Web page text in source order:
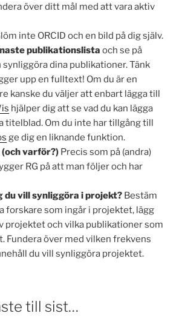
över ditt mål med att vara aktiv
inte ORCID och en bild på dig själv.
publikationslista och se på
dina publikationer. Tänk
upp en fulltext! Om du är en
kanske du väljer att enbart lägga till
hjälper dig att se vad du kan lägga
titelblad. Om du inte har tillgång till
ge dig en liknande funktion.
varför?) Precis som på (andra)
RG på att man följer och har
du vill synliggöra i projekt? Bestäm
forskare som ingår i projektet, lägg
projektet och vilka publikationer som
Fundera över med vilken frekvens
du vill synliggöra projektet.
till sist…